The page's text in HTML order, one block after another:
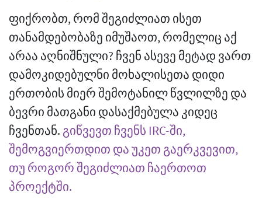
ფიქრობთ, რომ შეგიძლიათ ისეთ
თანამდებობაზე იმუშაოთ, რომელიც აქ
არაა აღნიშნული? ჩვენ ასევე მეტად ვართ
დამოკიდებულნი მოხალისეთა დიდი
ერთობის მიერ შემოტანილ წვლილზე და
ბევრი მათგანი დასაქმებულა კიდეც
ჩვენთან. გიწვევთ ჩვენს IRC-ში,
შემოგვიერთდით და უკეთ გაერკვევით,
თუ როგორ შეგიძლიათ ჩაერთოთ
პროექტში.